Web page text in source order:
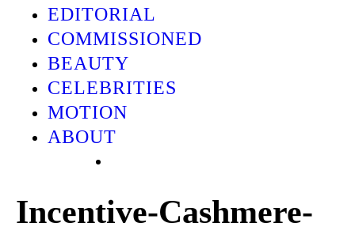
EDITORIAL
COMMISSIONED
BEAUTY
CELEBRITIES
MOTION
ABOUT
Incentive-Cashmere-